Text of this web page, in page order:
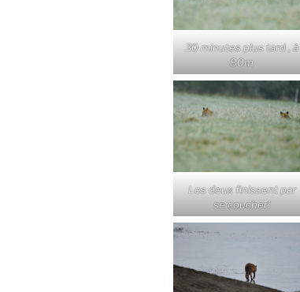
30 minutes plus tard , à
80m
Les deux finissent par
se coucher!